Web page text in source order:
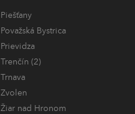
Piešťany
Považská Bystrica
Prievidza
Trenčín (2)
Trnava
Zvolen
Žiar nad Hronom